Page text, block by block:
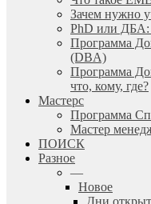
Зачем нужно
PhD или ДБА:
Программа
(DBА)
Программа
что, кому, где?
Мастерс
Программа
Мастер
ПОИСК
Разное
—
Новое